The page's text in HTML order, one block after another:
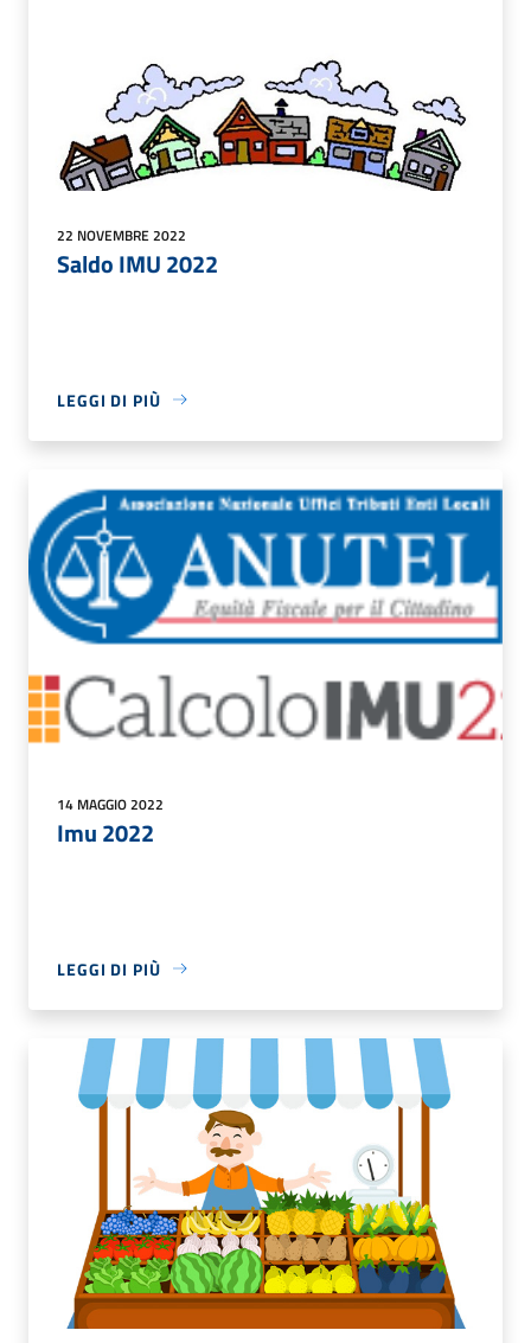
22 NOVEMBRE 2022
Saldo IMU 2022
LEGGI DI PIÙ
14 MAGGIO 2022
Imu 2022
LEGGI DI PIÙ